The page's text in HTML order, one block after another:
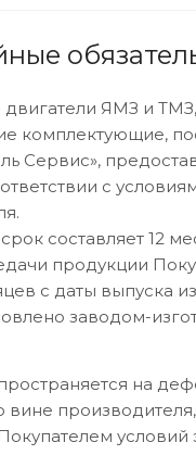
ЯМЗ и
комплектующие,
Сервис»,
с
составляет 12
продукции
с даты выпуска
заводом-
на
вине
условий